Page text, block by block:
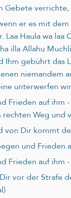
er es mit
Haula wa
illa Allahu
Ihm gebührt
niemandem
unterwerfen
Frieden auf
Weg und
Dir kommt
und
Frieden auf
vor der Strafe